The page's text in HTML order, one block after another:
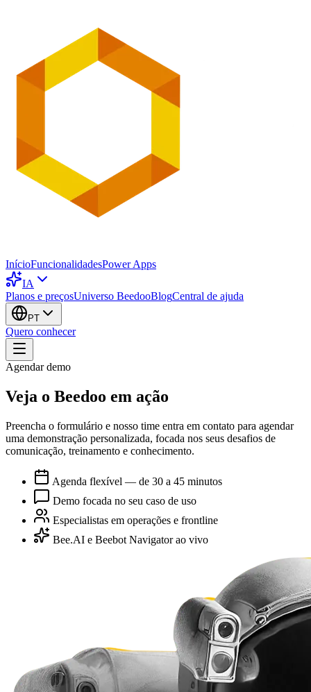
InícioFuncionalidadesPower Apps
IA
Planos e preçosUniverso BeedooBlogCentral de ajuda
PT
Quero conhecer
Agendar demo
Veja o Beedoo em ação
Preencha o formulário e nosso time entra em contato para agendar
uma demonstração personalizada, focada nos seus desafios de
comunicação, treinamento e conhecimento.
Agenda flexível — de 30 a 45 minutos
Demo focada no seu caso de uso
Especialistas em operações e frontline
Bee.AI e Beebot Navigator ao vivo